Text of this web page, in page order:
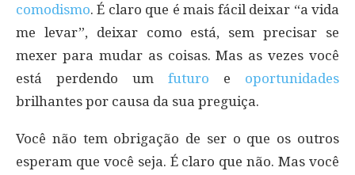
comodismo. É claro que é mais fácil deixar “a vida
me levar”, deixar como está, sem precisar se
mexer para mudar as coisas. Mas as vezes você
está perdendo um futuro e oportunidades
brilhantes por causa da sua preguiça.
Você não tem obrigação de ser o que os outros
esperam que você seja. É claro que não. Mas você